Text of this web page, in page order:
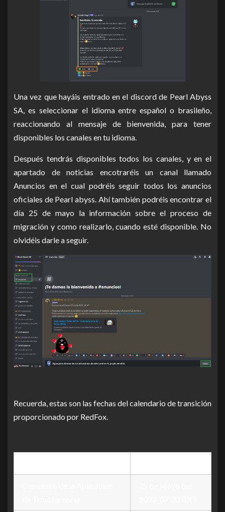
Una vez que hayáis entrado en el discord de Pearl Abyss
SA, es seleccionar el idioma entre español o brasileño,
reaccionando al mensaje de bienvenida, para tener
disponibles los canales en tu idioma.
Después tendrás disponibles todos los canales, y en el
apartado de noticias encotraréis un canal llamado
Anuncios en el cual podréis seguir todos los anuncios
oficiales de Pearl abyss. Ahí también podréis encontrar el
día 25 de mayo la información sobre el proceso de
migración y como realizarlo, cuando esté disponible. No
olvidéis darle a seguir.
Recuerda, estas son las fechas del calendario de transición
proporcionado por RedFox.